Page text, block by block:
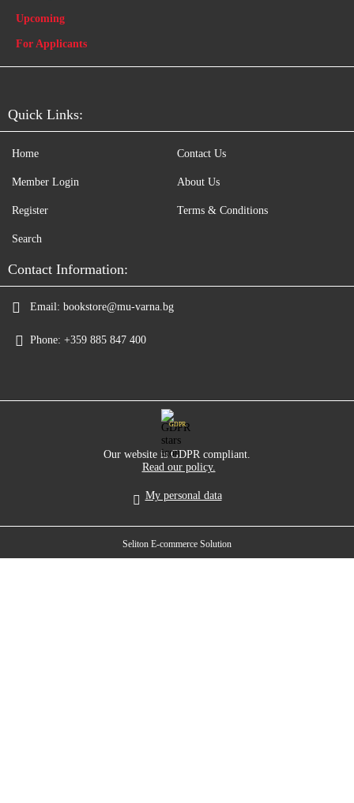
Upcoming
For Applicants
Quick Links:
Home
Member Login
Register
Search
Contact Us
About Us
Terms & Conditions
Contact Information:
Email: bookstore@mu-varna.bg
Phone: +359 885 847 400
GDPR
Our website is GDPR compliant.
Read our policy.
My personal data
Seliton E-commerce Solution